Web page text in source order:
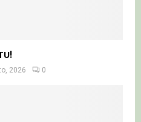
2026 0